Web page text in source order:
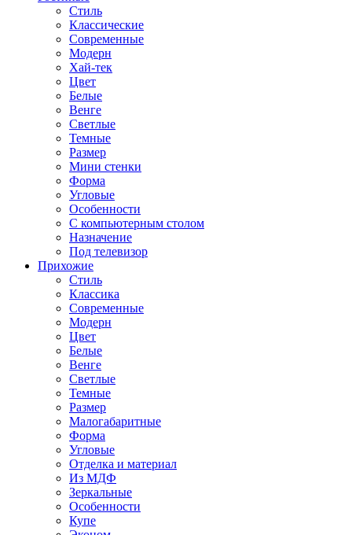
Стиль
Классические
Современные
Модерн
Хай-тек
Цвет
Белые
Венге
Светлые
Темные
Размер
Мини стенки
Форма
Угловые
Особенности
С компьютерным столом
Назначение
Под телевизор
Прихожие
Стиль
Классика
Современные
Модерн
Цвет
Белые
Венге
Светлые
Темные
Размер
Малогабаритные
Форма
Угловые
Отделка и материал
Из МДФ
Зеркальные
Особенности
Купе